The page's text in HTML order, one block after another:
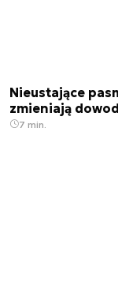
Nieustające
zmieniają
7 min.